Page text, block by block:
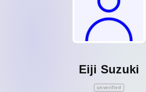
Eiji Suzuki
unverified